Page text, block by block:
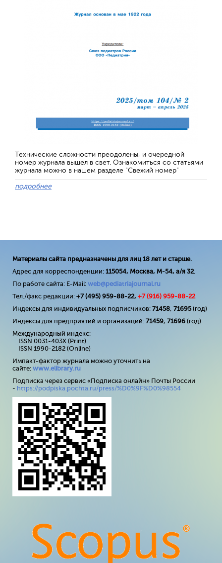
Технические сложности преодолены, и очередной
номер журнала вышел в свет. Ознакомиться со статьями
журнала можно в нашем разделе "Свежий номер"
подробнее
Материалы сайта предназначены для лиц 18 лет и старше.
Адрес для корреспонденции: 115054, Москва, М-54, а/я 32.
По работе сайта: E-Mail: web@pediatriajournal.ru
Тел./факс редакции: +7 (495) 959-88-22, +7 (916) 959-88-22
Индексы для индивидуальных подписчиков: 71458, 71695(год)
Индексы для предприятий и организаций: 71459, 71696 (год)
Международный индекс:
ISSN 0031-403X (Print)
ISSN 1990-2182 (Online)
Импакт-фактор журнала можно уточнить на
сайте: www.elibrary.ru
Подписка через сервис «Подписка онлайн» Почты России
- https://podpiska.pochta.ru/press/%D0%9F%D0%98554